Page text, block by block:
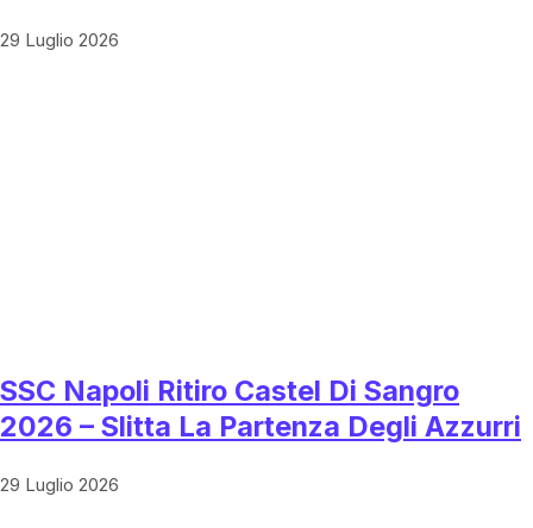
29 Luglio 2026
SSC Napoli Ritiro Castel Di Sangro
2026 – Slitta La Partenza Degli Azzurri
29 Luglio 2026